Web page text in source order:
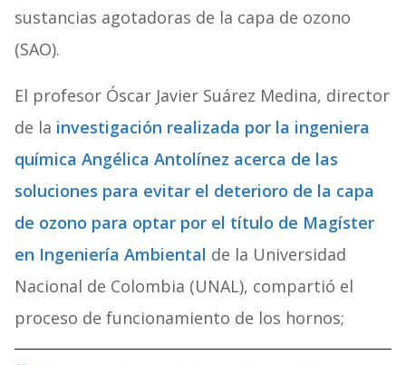
sustancias agotadoras de la capa de ozono
(SAO).
El profesor Óscar Javier Suárez Medina, director
de la investigación realizada por la ingeniera
química Angélica Antolínez acerca de las
soluciones para evitar el deterioro de la capa
de ozono para optar por el título de Magíster
en Ingeniería Ambiental de la Universidad
Nacional de Colombia (UNAL), compartió el
proceso de funcionamiento de los hornos;